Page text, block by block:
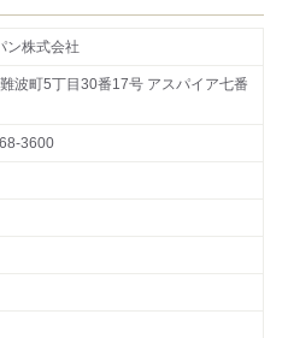
ン株式会社
波町5丁目30番17号 アスパイア七番
3600